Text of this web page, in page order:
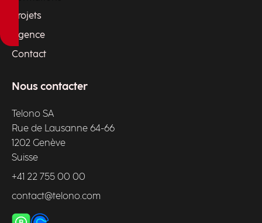
Projets
Agence
Contact
Nous contacter
Telono SA
Rue de Lausanne 64-66
1202 Genève
Suisse
+41 22 755 00 00
contact@telono.com